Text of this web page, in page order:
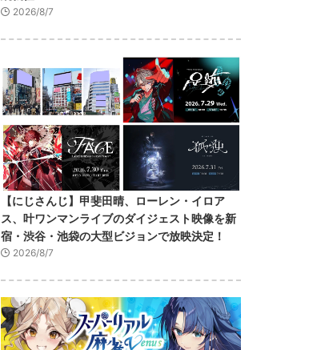
2026/8/7
【にじさんじ】甲斐田晴、ローレン・イロア
ス、叶ワンマンライブのダイジェスト映像を新
宿・渋谷・池袋の大型ビジョンで放映決定！
2026/8/7